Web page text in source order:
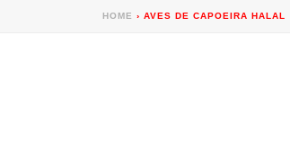
HOME › AVES DE CAPOEIRA HALAL